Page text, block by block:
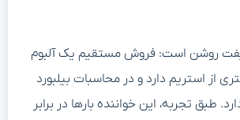
روشن است: فروش مستقیم یک آلبوم
از استریم دارد و در محاسبات بیلبورد
طبق تجربه، این خواننده بارها در برابر